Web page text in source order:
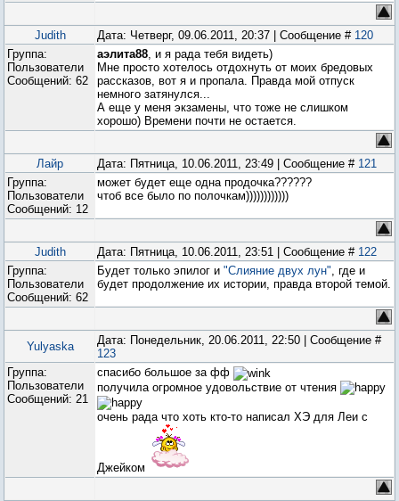
Judith Дата: Четверг, 09.06.2011, 20:37 | Сообщение # 120
Группа:
Пользователи
Сообщений: 62
аэлита88, и я рада тебя видеть)
Мне просто хотелось отдохнуть от моих бредовых
рассказов, вот я и пропала. Правда мой отпуск
немного затянулся...
А еще у меня экзамены, что тоже не слишком
хорошо) Времени почти не остается.
Лайр Дата: Пятница, 10.06.2011, 23:49 | Сообщение # 121
Группа:
Пользователи
Сообщений: 12
может будет еще одна продочка??????
чтоб все было по полочкам))))))))))))
Judith Дата: Пятница, 10.06.2011, 23:51 | Сообщение # 122
Группа:
Пользователи
Сообщений: 62
Будет только эпилог и "Слияние двух лун", где и
будет продолжение их истории, правда второй темой.
Yulyaska
Дата: Понедельник, 20.06.2011, 22:50 | Сообщение #
123
Группа:
Пользователи
Сообщений: 21
спасибо большое за фф
получила огромное удовольствие от чтения
очень рада что хоть кто-то написал ХЭ для Леи с
Джейком